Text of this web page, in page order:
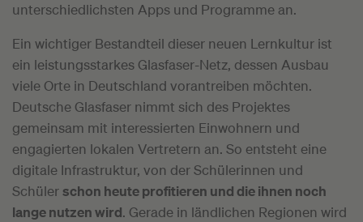
unterschiedlichsten Apps und Programme an.
Ein wichtiger Bestandteil dieser neuen Lernkultur ist
ein leistungsstarkes Glasfaser-Netz, dessen Ausbau
viele Orte in Deutschland vorantreiben möchten.
Deutsche Glasfaser nimmt sich des Projektes
gemeinsam mit interessierten Einwohnern und
engagierten lokalen Vertretern an. So entsteht eine
digitale Infrastruktur, von der Schülerinnen und
Schülerschon heute profitieren und die ihnen noch
lange nutzen wird. Gerade in ländlichen Regionen wird